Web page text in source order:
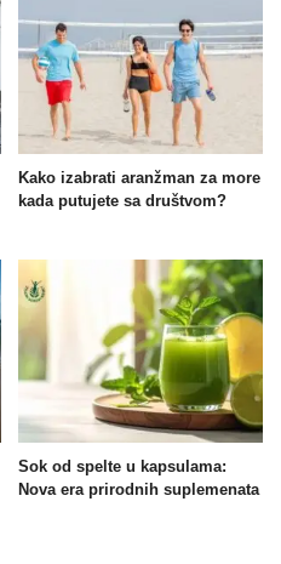
Kako izabrati aranžman za more
kada putujete sa društvom?
Sok od spelte u kapsulama:
Nova era prirodnih suplemenata